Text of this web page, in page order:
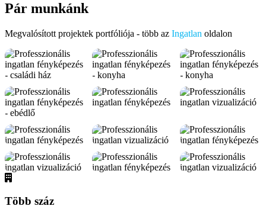
Pár munkánk
Megvalósított projektek portfóliója - több az Ingatlan oldalon
Több száz